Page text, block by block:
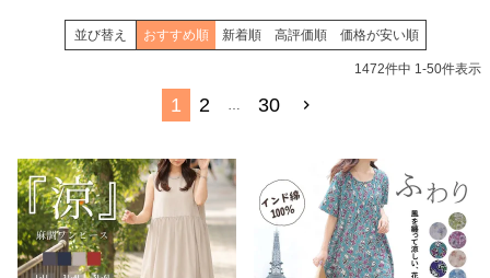
並び替え おすすめ順 新着順 高評価順 価格が安い順
1472件中 1 -50件表示
1 2 … 30